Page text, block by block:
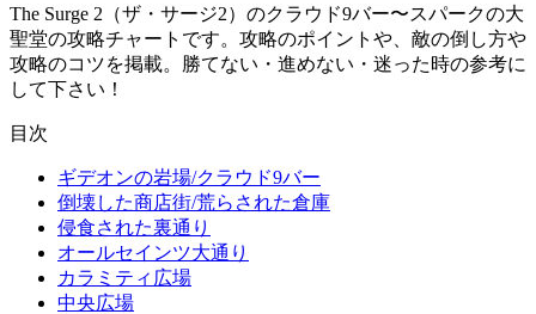
The Surge 2（ザ・サージ2）のクラウド9バー〜スパークの大
聖堂の攻略チャートです。攻略のポイントや、敵の倒し方や
攻略のコツを掲載。勝てない・進めない・迷った時の参考に
して下さい！
目次
ギデオンの岩場/クラウド9バー
倒壊した商店街/荒らされた倉庫
侵食された裏通り
オールセインツ大通り
カラミティ広場
中央広場